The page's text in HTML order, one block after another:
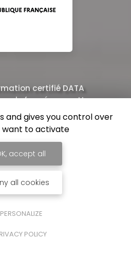
certifié DATA
formés au nettoyage
and gives you control over
want to activate
accept all
all cookies
PERSONALIZE
POLICY